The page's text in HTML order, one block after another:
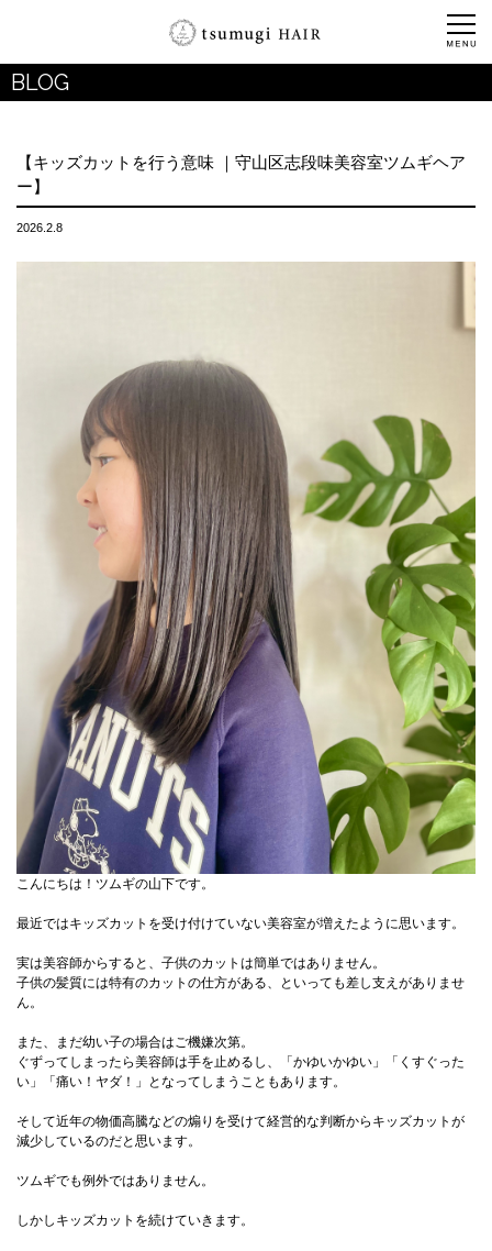
BLOG
【キッズカットを行う意味 ｜守山区志段味美容室ツムギヘア
ー】
2026.2.8
こんにちは！ツムギの山下です。
最近ではキッズカットを受け付けていない美容室が増えたように思います。
実は美容師からすると、子供のカットは簡単ではありません。
子供の髪質には特有のカットの仕方がある、といっても差し支えがありませ
ん。
また、まだ幼い子の場合はご機嫌次第。
ぐずってしまったら美容師は手を止めるし、「かゆいかゆい」「くすぐった
い」「痛い！ヤダ！」となってしまうこともあります。
そして近年の物価高騰などの煽りを受けて経営的な判断からキッズカットが
減少しているのだと思います。
ツムギでも例外ではありません。
しかしキッズカットを続けていきます。